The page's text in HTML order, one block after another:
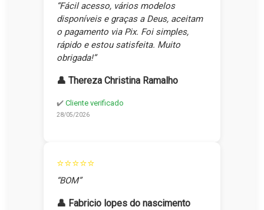
“Fácil acesso, vários modelos
disponíveis e graças a Deus, aceitam
o pagamento via Pix. Foi simples,
rápido e estou satisfeita. Muito
obrigada!”
👤 Thereza Christina Ramalho
✔️ Cliente verificado
28/05/2026
⭐⭐⭐⭐⭐
“BOM”
👤 Fabricio lopes do nascimento